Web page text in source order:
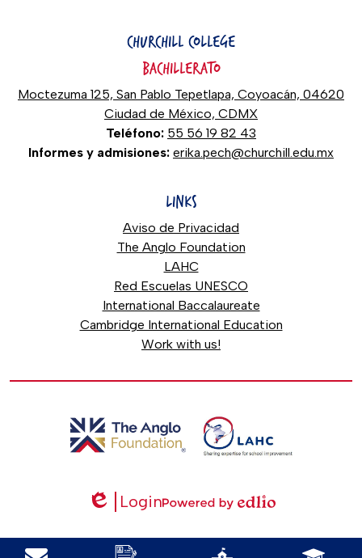
CHURCHILL COLLEGE
BACHILLERATO
Moctezuma 125, San Pablo Tepetlapa, Coyoacán, 04620
Ciudad de México, CDMX
Teléfono: 55 56 19 82 43
Informes y admisiones: erika.pech@churchill.edu.mx
LINKS
Aviso de Privacidad
The Anglo Foundation
LAHC
Red Escuelas UNESCO
International Baccalaureate
Cambridge International Education
Work with us!
Edlio
Login
Mobile